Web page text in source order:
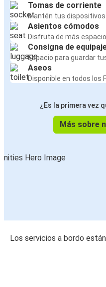
Tomas de corriente
Mantén tus
Asientos cómodos
Disfruta de más
Consigna de
Espacio para guardar
Aseos
Disponible en todos los
¿Es la primera vez
Más sobre
Los servicios a bordo